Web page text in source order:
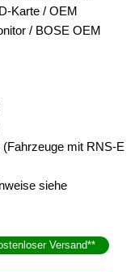
Karte / OEM
/ BOSE OEM
mit RNS-E
siehe
Versand**